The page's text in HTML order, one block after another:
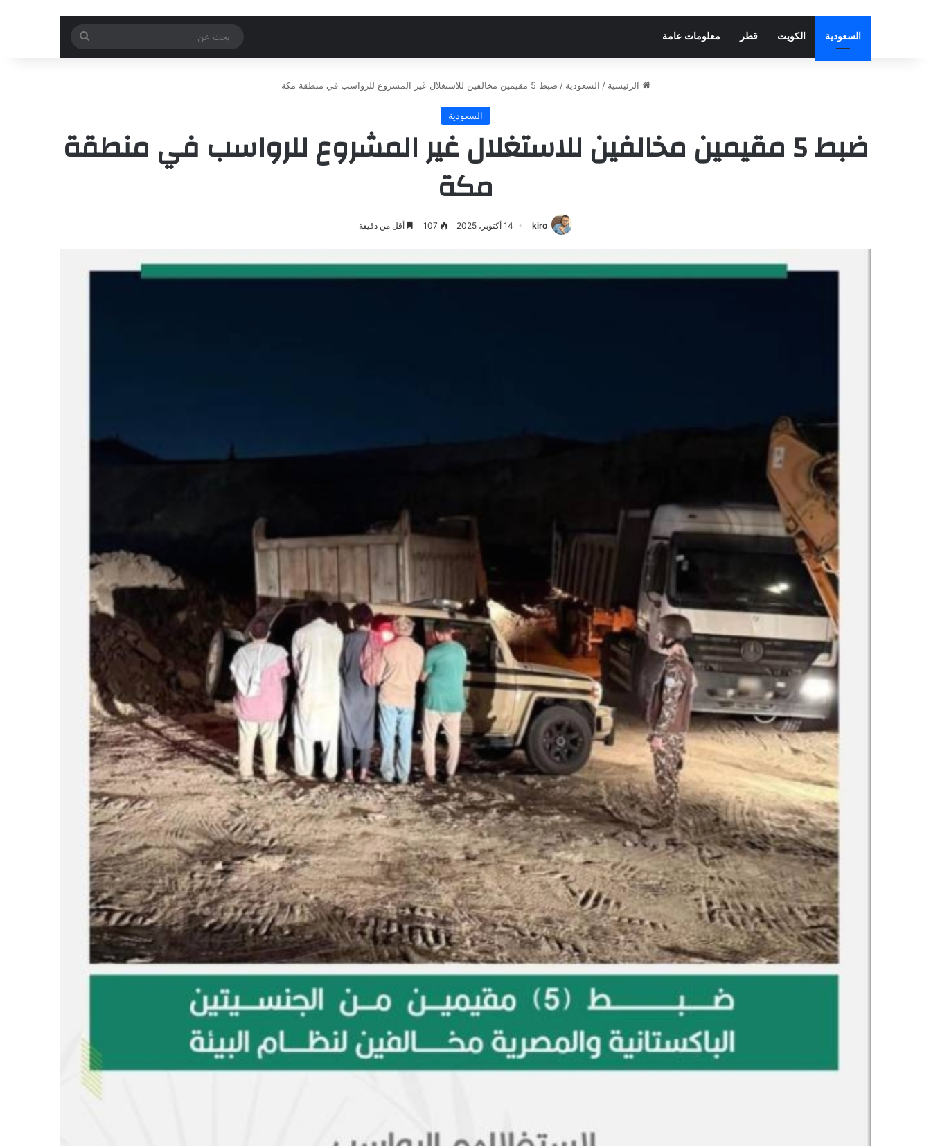
السعودية الكويت قطر معلومات عامة
عن
الرئيسية / السعودية / ضبط 5 مقيمين مخالفين للاستغلال غير المشروع للرواسب في منطقة مكة
السعودية
ضبط 5 مقيمين مخالفين للاستغلال غير المشروع للرواسب في منطقة
مكة
kiro 14 أكتوبر، 2025 107 أقل من دقيقة